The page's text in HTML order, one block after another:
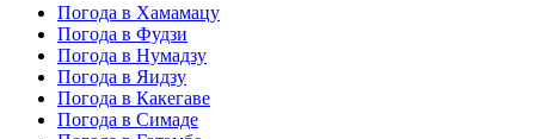
Погода в Хамамацу
Погода в Фудзи
Погода в Нумадзу
Погода в Яидзу
Погода в Какегаве
Погода в Симаде